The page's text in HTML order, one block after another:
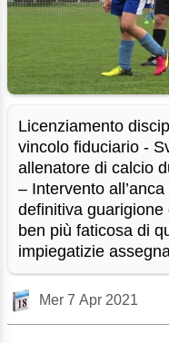
Licenziamento
vincolo fiduciario -
allenatore di calcio
– Intervento
definitiva
ben più faticosa di
impiegatizie
Mer 7 Apr 2021